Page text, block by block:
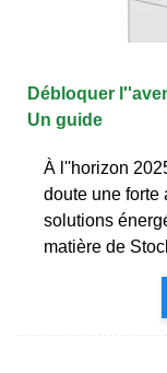
Débloquer
Un guide
À l''horizon
doute une forte
solutions
matière de